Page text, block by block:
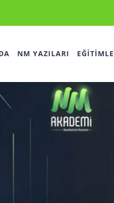
NM YAZILARI